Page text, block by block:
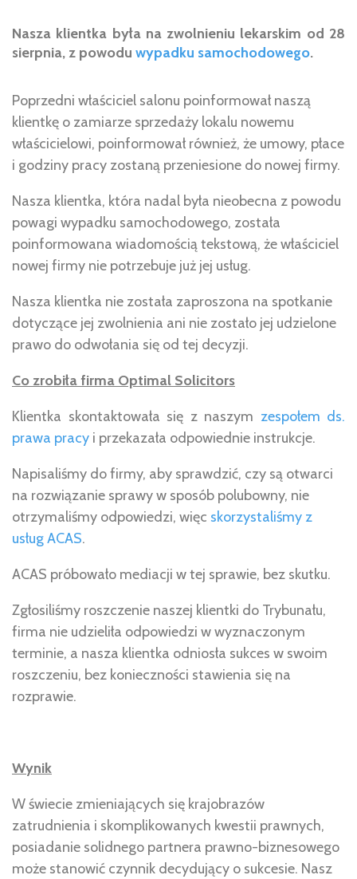
Nasza klientka była na zwolnieniu lekarskim od 28
sierpnia, z powodu wypadku samochodowego.
Poprzedni właściciel salonu poinformował naszą
klientkę o zamiarze sprzedaży lokalu nowemu
właścicielowi, poinformował również, że umowy, płace
i godziny pracy zostaną przeniesione do nowej firmy.
Nasza klientka, która nadal była nieobecna z powodu
powagi wypadku samochodowego, została
poinformowana wiadomością tekstową, że właściciel
nowej firmy nie potrzebuje już jej usług.
Nasza klientka nie została zaproszona na spotkanie
dotyczące jej zwolnienia ani nie zostało jej udzielone
prawo do odwołania się od tej decyzji.
Co zrobiła firma Optimal Solicitors
Klientka skontaktowała się z naszym zespołem ds.
prawa pracy i przekazała odpowiednie instrukcje.
Napisaliśmy do firmy, aby sprawdzić, czy są otwarci
na rozwiązanie sprawy w sposób polubowny, nie
otrzymaliśmy odpowiedzi, więc skorzystaliśmy z
usług ACAS.
ACAS próbowało mediacji w tej sprawie, bez skutku.
Zgłosiliśmy roszczenie naszej klientki do Trybunału,
firma nie udzieliła odpowiedzi w wyznaczonym
terminie, a nasza klientka odniosła sukces w swoim
roszczeniu, bez konieczności stawienia się na
rozprawie.
Wynik
W świecie zmieniających się krajobrazów
zatrudnienia i skomplikowanych kwestii prawnych,
posiadanie solidnego partnera prawno-biznesowego
może stanowić czynnik decydujący o sukcesie. Nasz